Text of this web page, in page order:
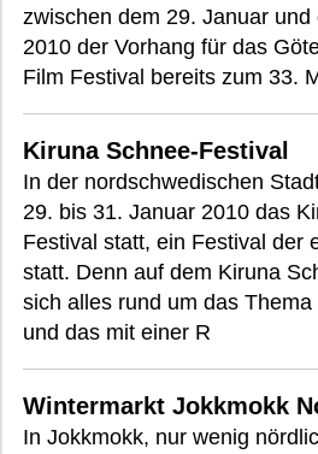
zwischen dem 29. Januar
2010 der Vorhang für das
Film Festival bereits zum 33.
Kiruna Schnee-Festival
In der nordschwedischen
29. bis 31. Januar 2010 das
Festival statt, ein Festival der
statt. Denn auf dem Kiruna
sich alles rund um das
und das mit einer R
Wintermarkt Jokkmokk
In Jokkmokk, nur wenig